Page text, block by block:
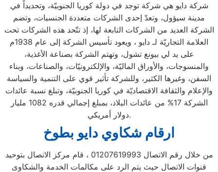
شركة دايو هي شركة توجد في دولة كوريا الجنوبيّة، وتحديداً في
مدينة سيؤول، وتعدّ إحدى الشركات متعددة الجنسيات، وتضم
الشركة العديد من الشركات التابعة لها، إذ تتّحد هذه الشركات تحت
العلامة التجاريّة لـ دايو ، ويعود تأسيس الشركة إلى عام 1938م
على يد لي بيونغ تشول، وتهتم الشركة بصناعة الأغذية،
والمنسوجات، والأوراق الماليّة، والإلكترونيّات، والصناعات، وبناء
السفن، وغيرها الكثير، وللشركة تأثير قوي على التنمية والسياسة
والإعلام والثقافة الاقتصاديّة في كوريا الجنوبيّة، وتبلغ نسبة عائدات
الشركة 17% من عائدات البلاد، بمبلغ إجمالي قدره 1082 مليار
دولار أمريكي.
ارقام شكاوي دايو بطوخ
من خلال رقم الاتصال 01207619993 ، قام مركز الاتصال بتوحيد
قنوات الاتصال حيث يتم الرد على مكالمات الخدمة والشكاوى